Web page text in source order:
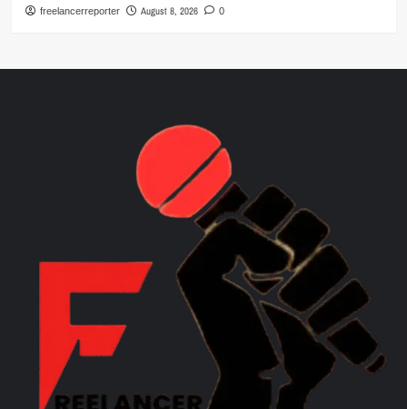
freelancerreporter August 8, 2026 0